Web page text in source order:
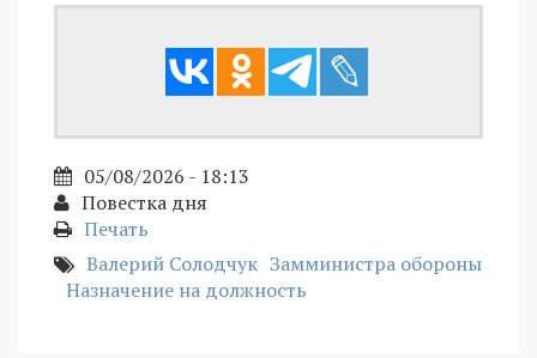
05/08/2026 - 18:13
Повестка дня
Печать
Валерий Солодчук Замминистра обороны
Назначение на должность